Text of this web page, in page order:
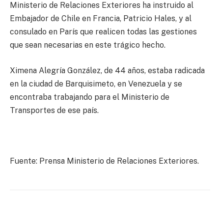
Ministerio de Relaciones Exteriores ha instruido al
Embajador de Chile en Francia, Patricio Hales, y al
consulado en París que realicen todas las gestiones
que sean necesarias en este trágico hecho.
Ximena Alegría González, de 44 años, estaba radicada
en la ciudad de Barquisimeto, en Venezuela y se
encontraba trabajando para el Ministerio de
Transportes de ese país.
Fuente: Prensa Ministerio de Relaciones Exteriores.